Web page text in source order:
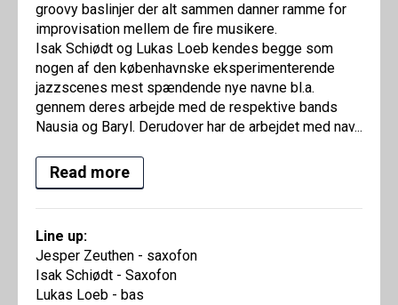
groovy baslinjer der alt sammen danner ramme for
improvisation mellem de fire musikere.
Isak Schiødt og Lukas Loeb kendes begge som
nogen af den københavnske eksperimenterende
jazzscenes mest spændende nye navne bl.a.
gennem deres arbejde med de respektive bands
Nausia og Baryl. Derudover har de arbejdet med nav...
Read more
Line up:
Jesper Zeuthen - saxofon
Isak Schiødt - Saxofon
Lukas Loeb - bas